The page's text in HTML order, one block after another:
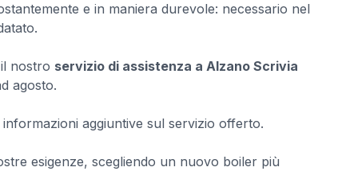
e in maniera durevole: necessario nel
nostro servizio di assistenza a Alzano Scrivia
agosto.
aggiuntive sul servizio offerto.
esigenze, scegliendo un nuovo boiler più